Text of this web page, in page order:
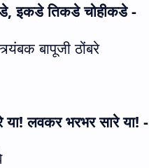
,इकडे तिकडे चोहीकडे -
बापूजी ठोंबरे
या! लवकर भरभर सारे या! -